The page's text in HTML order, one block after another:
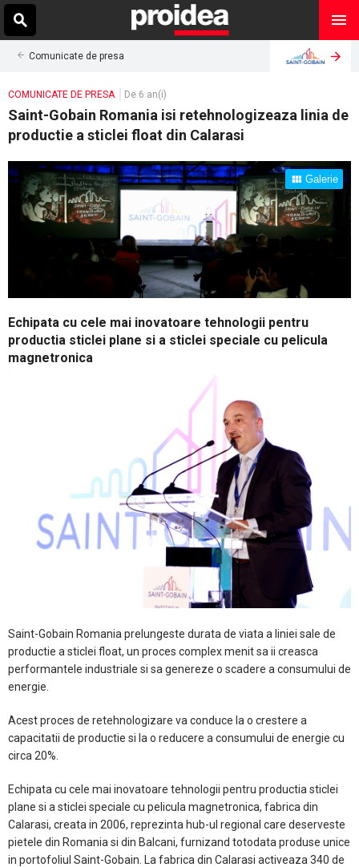
Comunicate de presa
COMUNICATE DE PRESA De 6 an(i)
Saint-Gobain Romania isi retehnologizeaza linia de
productie a sticlei float din Calarasi
Galerie
Echipata cu cele mai inovatoare tehnologii pentru
productia sticlei plane si a sticlei speciale cu pelicula
magnetronica
Saint-Gobain Romania prelungeste durata de viata a liniei sale de
productie a sticlei float, un proces complex menit sa ii creasca
performantele industriale si sa genereze o scadere a consumului de
energie.
Acest proces de retehnologizare va conduce la o crestere a
capacitatii de productie si la o reducere a consumului de energie cu
circa 20%.
Echipata cu cele mai inovatoare tehnologii pentru productia sticlei
plane si a sticlei speciale cu pelicula magnetronica, fabrica din
Calarasi, creata in 2006, reprezinta hub-ul regional care deserveste
pietele din Romania si din Balcani, furnizand totodata produse unice
in portofoliul Saint-Gobain. La fabrica din Calarasi activeaza 340 de